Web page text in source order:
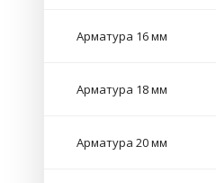
Арматура 16 мм
Арматура 18 мм
Арматура 20 мм